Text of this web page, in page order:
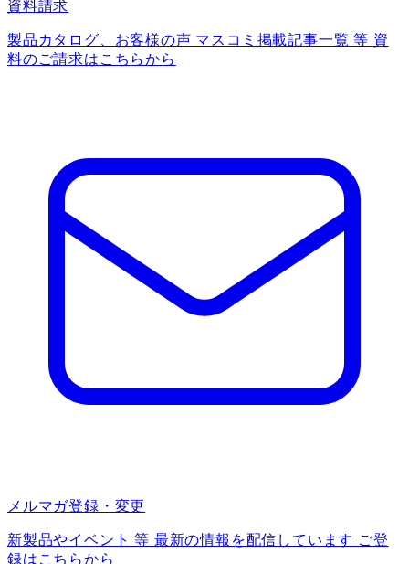
資料請求
製品カタログ、お客様の声 マスコミ掲載記事一覧 等 資
料のご請求はこちらから
メルマガ登録・変更
新製品やイベント 等 最新の情報を配信しています ご登
録はこちらから